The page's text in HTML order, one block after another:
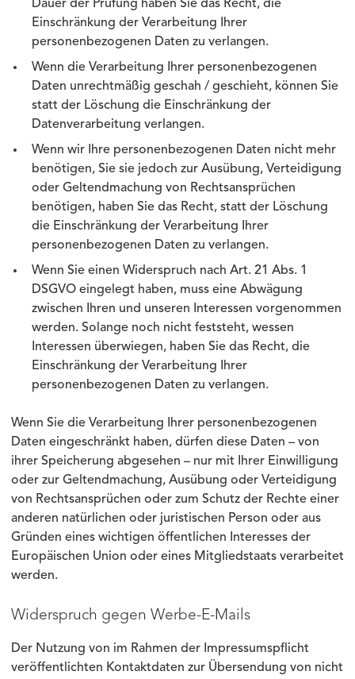
Dauer der Prüfung haben Sie das Recht, die
Einschränkung der Verarbeitung Ihrer
personenbezogenen Daten zu verlangen.
Wenn die Verarbeitung Ihrer personenbezogenen
Daten unrechtmäßig geschah / geschieht, können Sie
statt der Löschung die Einschränkung der
Datenverarbeitung verlangen.
Wenn wir Ihre personenbezogenen Daten nicht mehr
benötigen, Sie sie jedoch zur Ausübung, Verteidigung
oder Geltendmachung von Rechtsansprüchen
benötigen, haben Sie das Recht, statt der Löschung
die Einschränkung der Verarbeitung Ihrer
personenbezogenen Daten zu verlangen.
Wenn Sie einen Widerspruch nach Art. 21 Abs. 1
DSGVO eingelegt haben, muss eine Abwägung
zwischen Ihren und unseren Interessen vorgenommen
werden. Solange noch nicht feststeht, wessen
Interessen überwiegen, haben Sie das Recht, die
Einschränkung der Verarbeitung Ihrer
personenbezogenen Daten zu verlangen.
Wenn Sie die Verarbeitung Ihrer personenbezogenen
Daten eingeschränkt haben, dürfen diese Daten – von
ihrer Speicherung abgesehen – nur mit Ihrer Einwilligung
oder zur Geltendmachung, Ausübung oder Verteidigung
von Rechtsansprüchen oder zum Schutz der Rechte einer
anderen natürlichen oder juristischen Person oder aus
Gründen eines wichtigen öffentlichen Interesses der
Europäischen Union oder eines Mitgliedstaats verarbeitet
werden.
Widerspruch gegen Werbe-E-Mails
Der Nutzung von im Rahmen der Impressumspflicht
veröffentlichten Kontaktdaten zur Übersendung von nicht